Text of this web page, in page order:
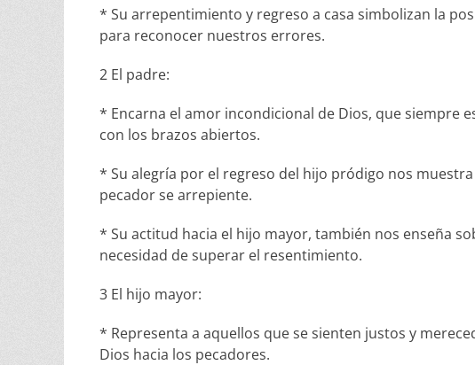
* Su arrepentimiento y regreso a casa simbolizan la
para reconocer nuestros errores.
2 El padre:
* Encarna el amor incondicional de Dios, que siempre
con los brazos abiertos.
* Su alegría por el regreso del hijo pródigo nos
pecador se arrepiente.
* Su actitud hacia el hijo mayor, también nos enseña
necesidad de superar el resentimiento.
3 El hijo mayor:
* Representa a aquellos que se sienten justos y
Dios hacia los pecadores.